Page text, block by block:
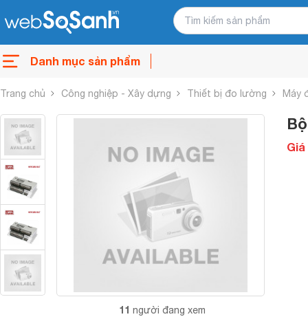
Danh mục sản phẩm
Trang chủ Công nghiệp - Xây dựng Thiết bị đo lường Máy
11 người đang xem
Giá